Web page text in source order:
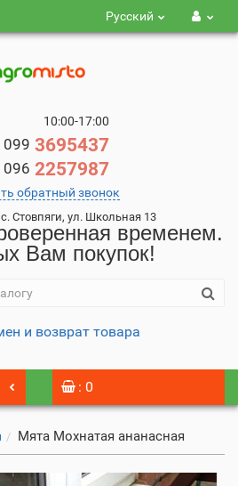
Русский
10:00-17:00
099 3695437
096 2257987
обратный звонок
Стовпяги, ул. Школьная 13
временем.
Вам покупок!
и возврат товара
: 0
Мята Мохнатая ананасная